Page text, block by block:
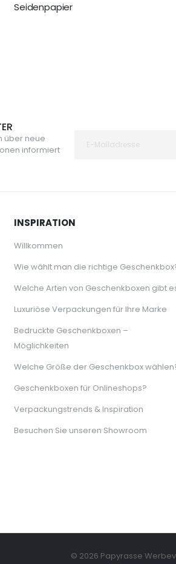
Seidenpapier
über neue
informiert
INSPIRATION
Willkommen
Wie wählt man die richtige
Welche Arten von Geschenkboxen gibt
Luxuriöse Verpackungen für Ihre Marke
Bedruckte Geschenkboxen –
Möglichkeiten
Welche Größe der Geschenkbox
Geschenkboxen für Onlineshops?
Verpackungstrends & Inspiration
Besuchen Sie unseren Showroom
© 2026 Papyrasse